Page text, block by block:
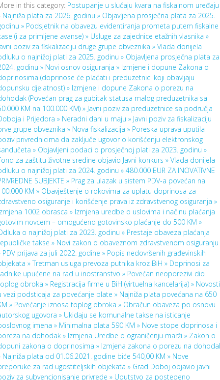
in this category: Postupanje u slučaju kvara na fiskalnom uređaju
Najniža plata za 2026. godinu » Objavljena prosječna plata za 2025.
» Podsjetnik na obavezu evidentiranja prometa putem fiskalne
(i za primljene avanse) » Usluge za zajednice etažnih vlasnika »
poziv za fiskalizaciju druge grupe obveznika » Vlada donijela
o najnižoj plati za 2025. godinu » Objavljena prosječna plata za
godinu » Novi osnov osiguranja » Izmjene i dopune Zakona o
(doprinose će plaćati i preduzetnici koji obavljaju
djelatnost) » Izmjene i dopune Zakona o porezu na
(Povećan prag za gubitak statusa malog preduzetnika sa
KM na 100.000 KM) » Javni poziv za preduzetnice sa područja
i Prijedora » Neradni dani u maju » Javni poziv za fiskalizaciju
grupe obveznika » Nova fiskalizacija » Poreska uprava uputila
privrednicima da zaključe ugovor o korišćenju elektronskog
» Objavljeni podaci o prosječnoj plati za 2023. godinu »
za zaštitu životne sredine objavio Javni konkurs » Vlada donijela
o najnižoj plati za 2024. godinu » 480.000 EUR ZA INOVATIVNE
SUBJEKTE » Prag za ulazak u sistem PDV-a povećan na
KM » Obavještenje o rokovima za uplatu doprinosa za
osiguranje i korišćenje prava iz zdravstvenog osiguranja »
1002 obrasca » Izmjena uredbe o uslovima i načinu plaćanja
novcem – omogućeno gotovinsko plaćanje do 500 KM »
o najnižoj plati za 2023. godinu » Prestaje obaveza plaćanja
takse » Novi zakon o obaveznom zdravstvenom osiguranju
PDV prijava za juli 2022. godine » Popis nedovršenih građevinskih
»Tretman usluga prevoza putnika kroz BiH » Doprinosi za
upućene na rad u inostranstvo » Povećan neoporezivi dio
obroka » Registracija firme u BiH (virtuelna kancelarija) » Novosti
vezi podsticaja za povećanje plate » Najniža plata povećana na 650
» Povećanje iznosa toplog obroka » Obračun obaveza po osnovu
ugovora » Ukidaju se komunalne takse na isticanje
imena » Minimalna plata 590 KM » Nove stope doprinosa i
na dohodak » Izmjena Uredbe o ograničenju marži » Zakon o
zakona o doprinosima » Izmjena zakona o porezu na
Najniža plata od 01.06.2021. godine biće 540,00 KM » Nove
za rad ugostiteljskih objekata » Grad Doboj objavio javni
za subvencionisanje privrede » Uputstvo za postepeno